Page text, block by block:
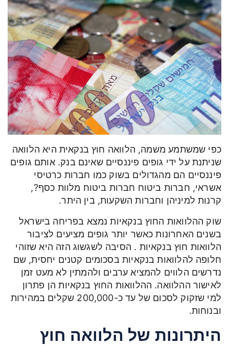
כפי שמשתמע משמה, הלוואה חוץ בנקאית היא הלוואה
שניתנת על ידי גופים פיננסיים שאינם בנק. אותם גופים
פיננסיים הם מהגדולים בשוק כמו חברות כרטיסי
אשראי, חברות ביטוח חברות ביטוח מלוות כסף?,
קרנות למיניהן וחברות השקעות, בין היתר.
שוק ההלוואות החוץ בנקאיות נמצא בפריחה בישראל
בשנים האחרונות כאשר יותר גופים מציעים לציבור
הלוואות חוץ בנקאיות . הסיבה לשגשוג הזה היא שזוהי
חלופה להלוואות בנקאיות בסכומים קטנים יחסית, שם
נדרשים הלווים להמציא ערבים ולהמתין לא מעט זמן
לאישור ההלוואה. ההלוואות החוץ בנקאיות הן פתרון
למי שזקוק לסכום של עד כ-200,000 שקלים במהירות
ובנוחות.
היתרונות של הלוואה חוץ